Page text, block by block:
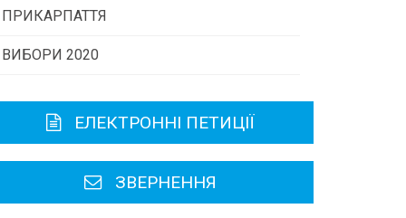
ПРИКАРПАТТЯ
Історична довідка
Карта області
Районні, міські ради
ВИБОРИ 2020
ЕЛЕКТРОННІ ПЕТИЦІЇ
ЗВЕРНЕННЯ